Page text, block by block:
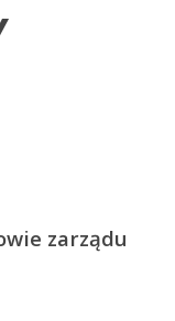
zarządu